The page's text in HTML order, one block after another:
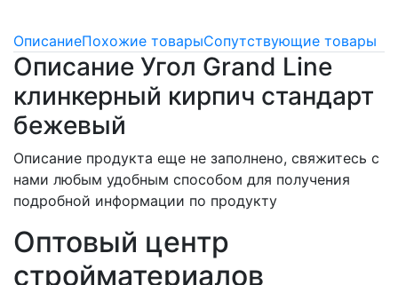
ОписаниеПохожие товарыСопутствующие товары
Описание Угол Grand Line
клинкерный кирпич стандарт
бежевый
Описание продукта еще не заполнено, свяжитесь с
нами любым удобным способом для получения
подробной информации по продукту
Оптовый центр
стройматериалов